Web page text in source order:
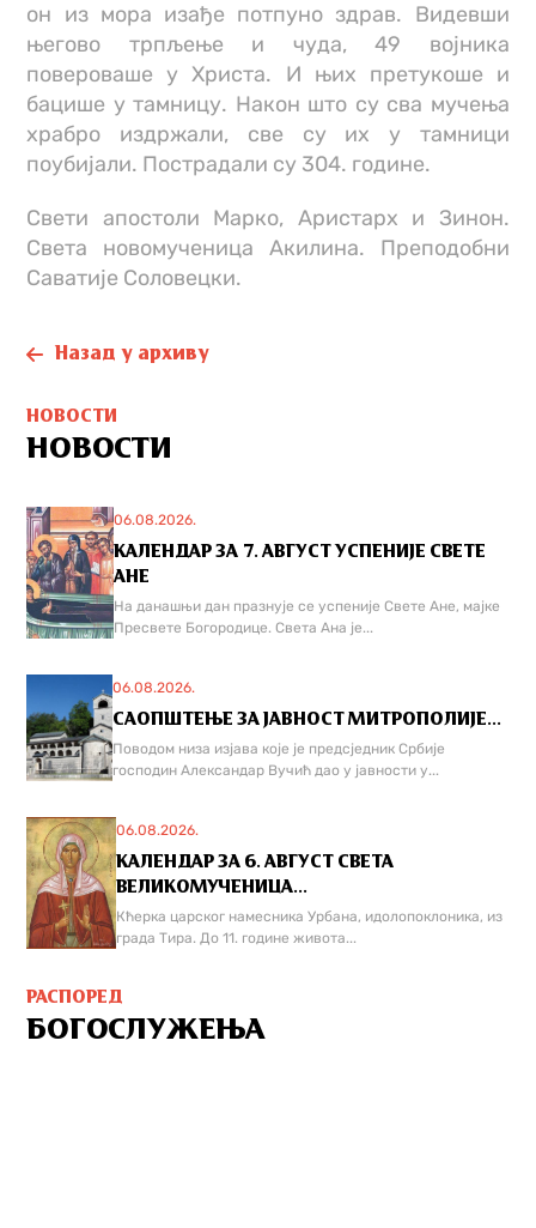
он из мора изађе потпуно здрав. Видевши
његово трпљење и чуда, 49 војника
повероваше у Христа. И њих претукоше и
бацише у тамницу. Након што су сва мучења
храбро издржали, све су их у тамници
поубијали. Пострадали су 304. године.
Свети апостоли Марко, Аристарх и Зинон.
Света новомученица Акилина. Преподобни
Саватије Соловецки.
Назад у архиву
НОВОСТИ
НОВОСТИ
06.08.2026.
КАЛЕНДАР ЗА 7. АВГУСТ УСПЕНИЈЕ СВЕТЕ
АНЕ
На данашњи дан празнује се успеније Свете Ане, мајке
Пресвете Богородице. Света Ана је...
06.08.2026.
САОПШТЕЊЕ ЗА ЈАВНОСТ МИТРОПОЛИЈЕ...
Поводом низа изјава које је предсједник Србије
господин Александар Вучић дао у јавности у...
06.08.2026.
КАЛЕНДАР ЗА 6. АВГУСТ СВЕТА
ВЕЛИКОМУЧЕНИЦА...
Кћерка царског намесника Урбана, идолопоклоника, из
града Тира. До 11. године живота...
РАСПОРЕД
БОГОСЛУЖЕЊА